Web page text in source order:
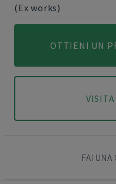
(Ex works)
OTTIENI UN
FAI